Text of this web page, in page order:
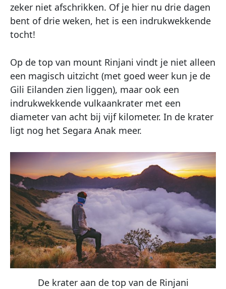
zeker niet afschrikken. Of je hier nu drie dagen
bent of drie weken, het is een indrukwekkende
tocht!
Op de top van mount Rinjani vindt je niet alleen
een magisch uitzicht (met goed weer kun je de
Gili Eilanden zien liggen), maar ook een
indrukwekkende vulkaankrater met een
diameter van acht bij vijf kilometer. In de krater
ligt nog het Segara Anak meer.
De krater aan de top van de Rinjani